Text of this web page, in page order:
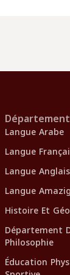
Langue Arabe
Langue
Langue
Langue
Histoire Et
Département
Philosophie
Éducation